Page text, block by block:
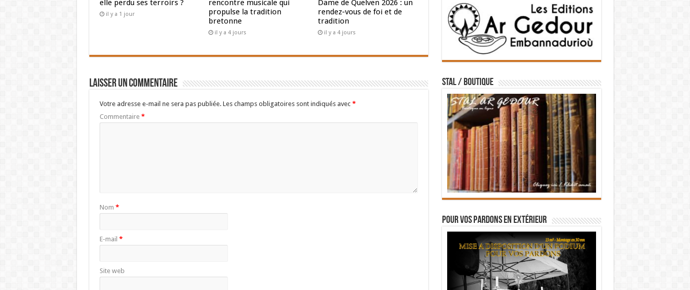
elle perdu ses terroirs ?
il y a 1 jour
rencontre musicale qui
propulse la tradition
bretonne
il y a 4 jours
Dame de Quelven 2026 : un
rendez-vous de foi et de
tradition
il y a 4 jours
Laisser un commentaire
Votre adresse e-mail ne sera pas publiée. Les champs obligatoires sont indiqués avec *
Commentaire *
Nom *
E-mail *
Site web
STAL / BOUTIQUE
Pour vos pardons en extérieur